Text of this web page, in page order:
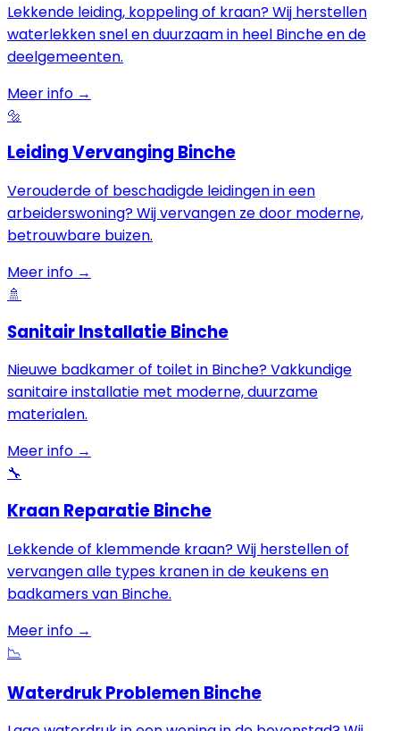
Lekkende leiding, koppeling of kraan? Wij herstellen
waterlekken snel en duurzaam in heel Binche en de
deelgemeenten.
Meer info →
🔩
Leiding Vervanging Binche
Verouderde of beschadigde leidingen in een
arbeiderswoning? Wij vervangen ze door moderne,
betrouwbare buizen.
Meer info →
🚿
Sanitair Installatie Binche
Nieuwe badkamer of toilet in Binche? Vakkundige
sanitaire installatie met moderne, duurzame
materialen.
Meer info →
🔧
Kraan Reparatie Binche
Lekkende of klemmende kraan? Wij herstellen of
vervangen alle types kranen in de keukens en
badkamers van Binche.
Meer info →
📉
Waterdruk Problemen Binche